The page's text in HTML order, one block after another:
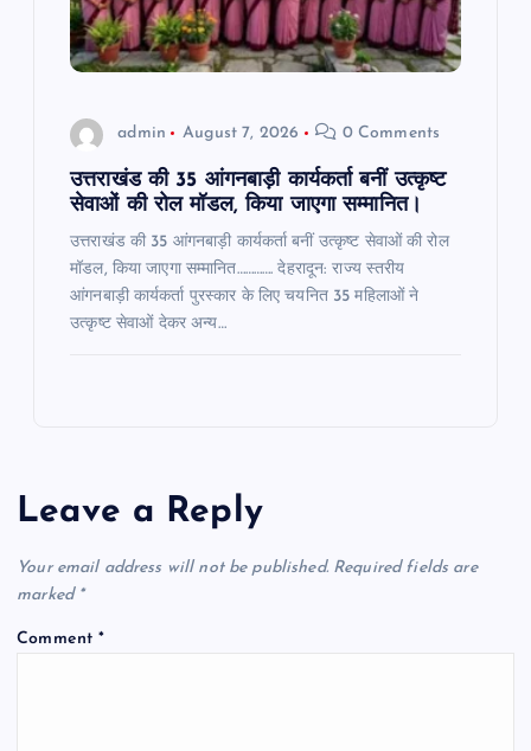
admin August 7, 2026 0 Comments
उत्तराखंड की 35 आंगनबाड़ी कार्यकर्ता बनीं उत्कृष्ट
सेवाओं की रोल मॉडल, किया जाएगा सम्मानित।
उत्तराखंड की 35 आंगनबाड़ी कार्यकर्ता बनीं उत्कृष्ट सेवाओं की रोल
मॉडल, किया जाएगा सम्मानित…………. देहरादून: राज्य स्तरीय
आंगनबाड़ी कार्यकर्ता पुरस्कार के लिए चयनित 35 महिलाओं ने
उत्कृष्ट सेवाओं देकर अन्य…
Leave a Reply
Your email address will not be published. Required fields are
marked *
Comment*